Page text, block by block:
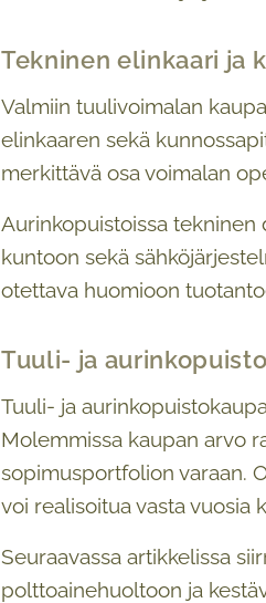
Tekninen elinkaari ja
Valmiin tuulivoimalan
elinkaaren sekä
merkittävä osa voimalan
Aurinkopuistoissa
kuntoon sekä
otettava huomioon
Tuuli- ja
Tuuli- ja
Molemmissa kaupan arvo
sopimusportfolion varaan.
voi realisoitua vasta vuosia
Seuraavassa artikkelissa
polttoainehuoltoon ja